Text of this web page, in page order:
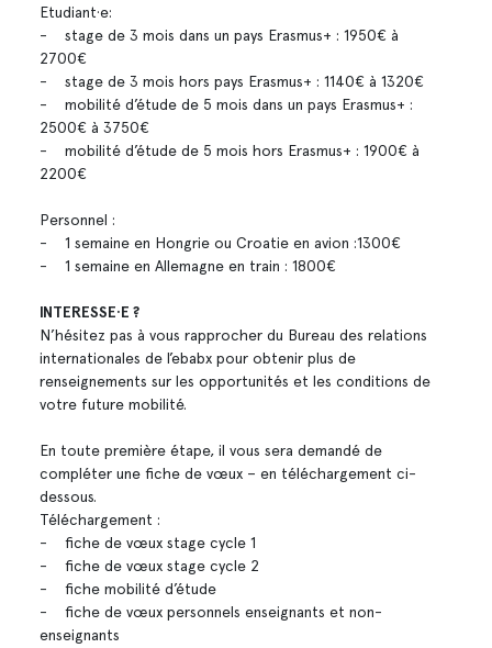
Etudiant·e:
- stage de 3 mois dans un pays Erasmus+ : 1950€ à
2700€
- stage de 3 mois hors pays Erasmus+ : 1140€ à 1320€
- mobilité d’étude de 5 mois dans un pays Erasmus+ :
2500€ à 3750€
- mobilité d’étude de 5 mois hors Erasmus+ : 1900€ à
2200€
Personnel :
- 1 semaine en Hongrie ou Croatie en avion :1300€
- 1 semaine en Allemagne en train : 1800€
INTERESSE·E ?
N’hésitez pas à vous rapprocher du Bureau des relations
internationales de l’ebabx pour obtenir plus de
renseignements sur les opportunités et les conditions de
votre future mobilité.
En toute première étape, il vous sera demandé de
compléter une fiche de vœux – en téléchargement ci-
dessous.
Téléchargement :
- fiche de vœux stage cycle 1
- fiche de vœux stage cycle 2
- fiche mobilité d’étude
- fiche de vœux personnels enseignants et non-
enseignants